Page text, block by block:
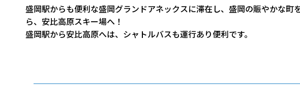
盛岡駅からも便利な盛岡グランドアネックスに滞在し、盛岡の賑やかな町
ら、安比高原スキー場へ！
盛岡駅から安比高原へは、シャトルバスも運行あり便利です。